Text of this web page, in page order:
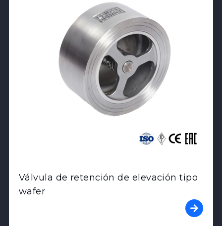
Válvula de retención de elevación tipo
wafer